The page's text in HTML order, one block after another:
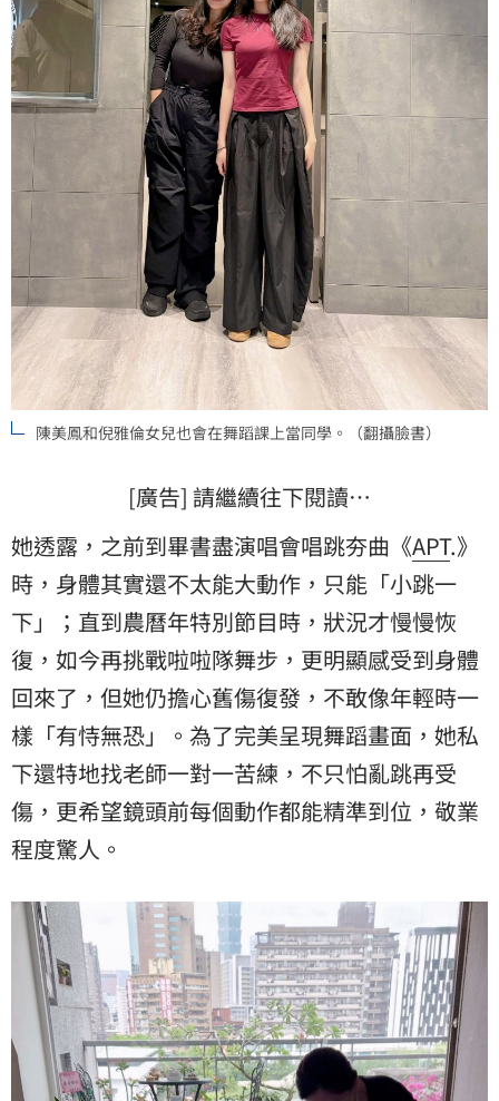
陳美鳳和倪雅倫女兒也會在舞蹈課上當同學。（翻攝臉書）
[廣告] 請繼續往下閱讀…
她透露，之前到畢書盡演唱會唱跳夯曲《APT.》
時，身體其實還不太能大動作，只能「小跳一
下」；直到農曆年特別節目時，狀況才慢慢恢
復，如今再挑戰啦啦隊舞步，更明顯感受到身體
回來了，但她仍擔心舊傷復發，不敢像年輕時一
樣「有恃無恐」。為了完美呈現舞蹈畫面，她私
下還特地找老師一對一苦練，不只怕亂跳再受
傷，更希望鏡頭前每個動作都能精準到位，敬業
程度驚人。